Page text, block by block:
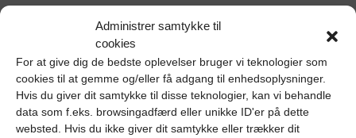
Administrer samtykke til
cookies
For at give dig de bedste oplevelser bruger vi teknologier som
cookies til at gemme og/eller få adgang til enhedsoplysninger.
Hvis du giver dit samtykke til disse teknologier, kan vi behandle
data som f.eks. browsingadfærd eller unikke ID'er på dette
websted. Hvis du ikke giver dit samtykke eller trækker dit
personlighed. Hvis brandets tone er seriøs og
rådgivende, mens creatorens stil er sarkastisk og
anarkistisk, kan det skabe dissonans. Samarbejdet
skal føle som en naturlig forlængelse af begge
parter. Lav derfor en værdi-checkliste og krydstjek